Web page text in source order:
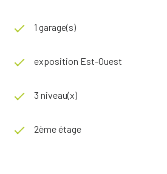
1 garage(s)
exposition Est-Ouest
3 niveau(x)
2ème étage